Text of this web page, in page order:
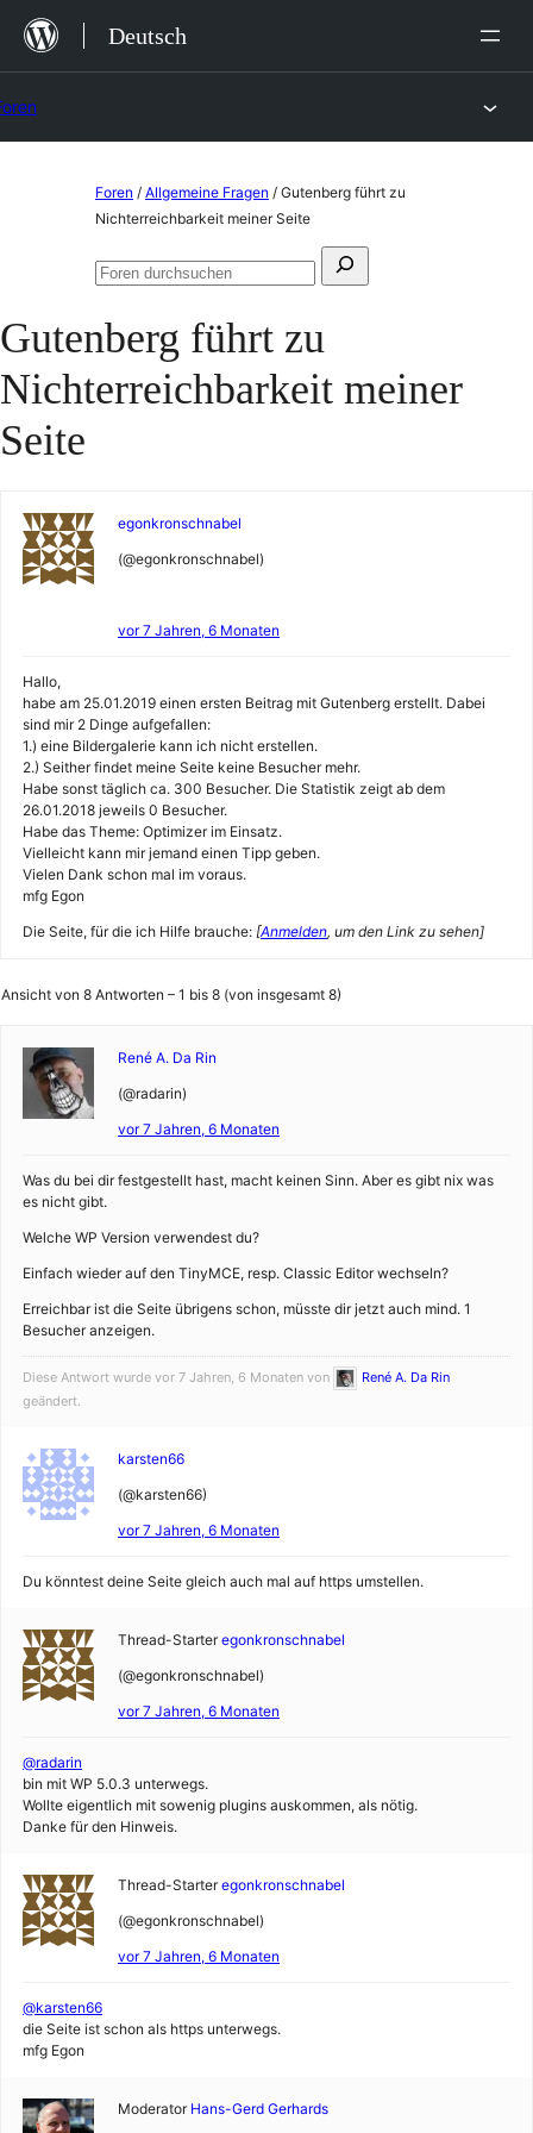
Zum
Inhalt
Deutsch
Foren / Allgemeine Fragen / Gutenberg führt zu
Nichterreichbarkeit meiner Seite
Suchen
Foren
Gutenberg führt zu
Nichterreichbarkeit meiner
Seite
egonkronschnabel
(@egonkronschnabel)
vor 7 Jahren, 6 Monaten
Hallo,
habe am 25.01.2019 einen ersten Beitrag mit Gutenberg erstellt. Dabei
sind mir 2 Dinge aufgefallen:
1.) eine Bildergalerie kann ich nicht erstellen.
2.) Seither findet meine Seite keine Besucher mehr.
Habe sonst täglich ca. 300 Besucher. Die Statistik zeigt ab dem
26.01.2018 jeweils 0 Besucher.
Habe das Theme: Optimizer im Einsatz.
Vielleicht kann mir jemand einen Tipp geben.
Vielen Dank schon mal im voraus.
mfg Egon
Die Seite, für die ich Hilfe brauche: [Anmelden, um den Link zu sehen]
Ansicht von 8 Antworten – 1 bis 8 (von insgesamt 8)
René A. Da Rin
(@radarin)
vor 7 Jahren, 6 Monaten
Was du bei dir festgestellt hast, macht keinen Sinn. Aber es gibt nix was
es nicht gibt.
Welche WP Version verwendest du?
Einfach wieder auf den TinyMCE, resp. Classic Editor wechseln?
Erreichbar ist die Seite übrigens schon, müsste dir jetzt auch mind. 1
Besucher anzeigen.
Diese Antwort wurde vor 7 Jahren, 6 Monaten von
René A. Da Rin
geändert.
karsten66
(@karsten66)
vor 7 Jahren, 6 Monaten
Du könntest deine Seite gleich auch mal auf https umstellen.
Thread-Starter egonkronschnabel
(@egonkronschnabel)
vor 7 Jahren, 6 Monaten
@radarin
bin mit WP 5.0.3 unterwegs.
Wollte eigentlich mit sowenig plugins auskommen, als nötig.
Danke für den Hinweis.
Thread-Starter egonkronschnabel
(@egonkronschnabel)
vor 7 Jahren, 6 Monaten
@karsten66
die Seite ist schon als https unterwegs.
mfg Egon
Moderator Hans-Gerd Gerhards